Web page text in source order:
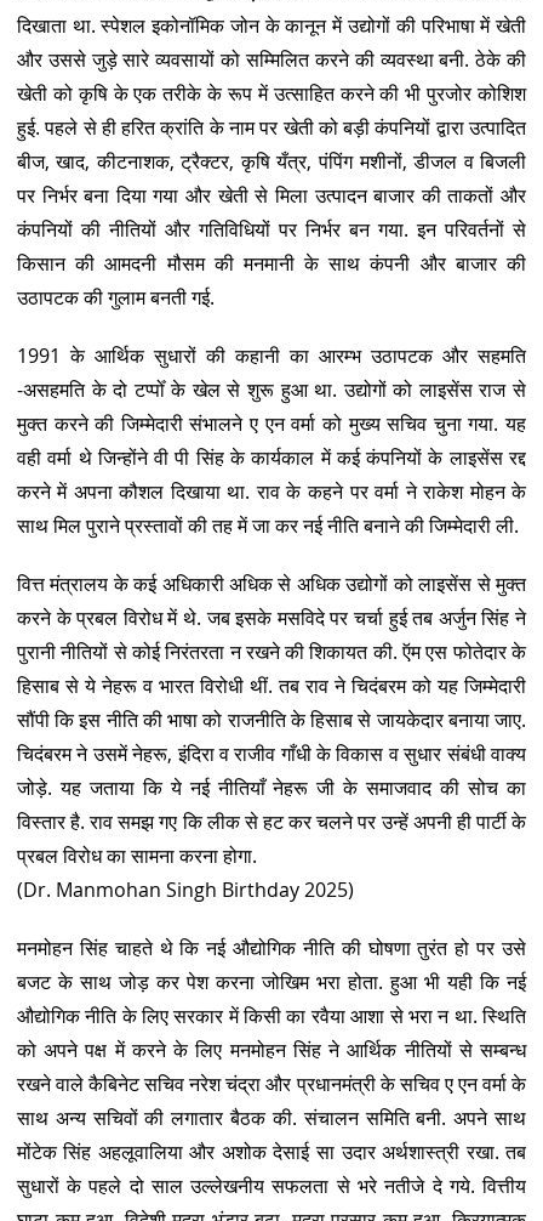
दिखाता था. स्पेशल इकोनॉमिक जोन के कानून में उद्योगों की परिभाषा में खेती
और उससे जुड़े सारे व्यवसायों को सम्मिलित करने की व्यवस्था बनी. ठेके की
खेती को कृषि के एक तरीके के रूप में उत्साहित करने की भी पुरजोर कोशिश
हुई. पहले से ही हरित क्रांति के नाम पर खेती को बड़ी कंपनियों द्वारा उत्पादित
बीज, खाद, कीटनाशक, ट्रैक्टर, कृषि यँत्र, पंपिंग मशीनों, डीजल व बिजली
पर निर्भर बना दिया गया और खेती से मिला उत्पादन बाजार की ताकतों और
कंपनियों की नीतियों और गतिविधियों पर निर्भर बन गया. इन परिवर्तनों से
किसान की आमदनी मौसम की मनमानी के साथ कंपनी और बाजार की
उठापटक की गुलाम बनती गई.
1991 के आर्थिक सुधारों की कहानी का आरम्भ उठापटक और सहमति
-असहमति के दो टप्पोँ के खेल से शुरू हुआ था. उद्योगों को लाइसेंस राज से
मुक्त करने की जिम्मेदारी संभालने ए एन वर्मा को मुख्य सचिव चुना गया. यह
वही वर्मा थे जिन्होंने वी पी सिंह के कार्यकाल में कई कंपनियों के लाइसेंस रद्द
करने में अपना कौशल दिखाया था. राव के कहने पर वर्मा ने राकेश मोहन के
साथ मिल पुराने प्रस्तावों की तह में जा कर नई नीति बनाने की जिम्मेदारी ली.
वित्त मंत्रालय के कई अधिकारी अधिक से अधिक उद्योगों को लाइसेंस से मुक्त
करने के प्रबल विरोध में थे. जब इसके मसविदे पर चर्चा हुई तब अर्जुन सिंह ने
पुरानी नीतियों से कोई निरंतरता न रखने की शिकायत की. ऍम एस फोतेदार के
हिसाब से ये नेहरू व भारत विरोधी थीं. तब राव ने चिदंबरम को यह जिम्मेदारी
सौंपी कि इस नीति की भाषा को राजनीति के हिसाब से जायकेदार बनाया जाए.
चिदंबरम ने उसमें नेहरू, इंदिरा व राजीव गाँधी के विकास व सुधार संबंधी वाक्य
जोड़े. यह जताया कि ये नई नीतियाँ नेहरू जी के समाजवाद की सोच का
विस्तार है. राव समझ गए कि लीक से हट कर चलने पर उन्हें अपनी ही पार्टी के
प्रबल विरोध का सामना करना होगा.
(Dr. Manmohan Singh Birthday 2025)
मनमोहन सिंह चाहते थे कि नई औद्योगिक नीति की घोषणा तुरंत हो पर उसे
बजट के साथ जोड़ कर पेश करना जोखिम भरा होता. हुआ भी यही कि नई
औद्योगिक नीति के लिए सरकार में किसी का रवैया आशा से भरा न था. स्थिति
को अपने पक्ष में करने के लिए मनमोहन सिंह ने आर्थिक नीतियों से सम्बन्ध
रखने वाले कैबिनेट सचिव नरेश चंद्रा और प्रधानमंत्री के सचिव ए एन वर्मा के
साथ अन्य सचिवों की लगातार बैठक की. संचालन समिति बनी. अपने साथ
मोंटेक सिंह अहलूवालिया और अशोक देसाई सा उदार अर्थशास्त्री रखा. तब
सुधारों के पहले दो साल उल्लेखनीय सफलता से भरे नतीजे दे गये. वित्तीय